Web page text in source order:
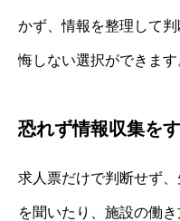
かず、情報を整理して
悔しない選択ができます
恐れず情報収集を
求人票だけで判断せず
を聞いたり、施設の働